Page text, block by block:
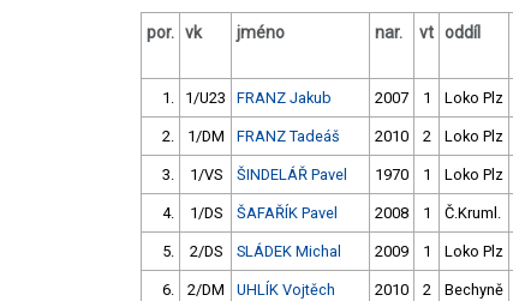
por. vk jméno nar. vt oddíl
1. 1/U23 FRANZ Jakub 2007 1 Loko Plz
2. 1/DM FRANZ Tadeáš 2010 2 Loko Plz
3. 1/VS ŠINDELÁŘ Pavel 1970 1 Loko Plz
4. 1/DS ŠAFAŘÍK Pavel 2008 1 Č.Kruml.
5. 2/DS SLÁDEK Michal 2009 1 Loko Plz
6. 2/DM UHLÍK Vojtěch 2010 2 Bechyně